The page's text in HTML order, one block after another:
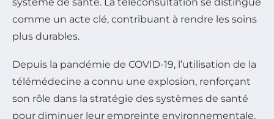
comme un acte clé, contribuant à rendre les soins
plus durables.
Depuis la pandémie de COVID-19, l’utilisation de la
télémédecine a connu une explosion, renforçant
son rôle dans la stratégie des systèmes de santé
pour diminuer leur empreinte environnementale.